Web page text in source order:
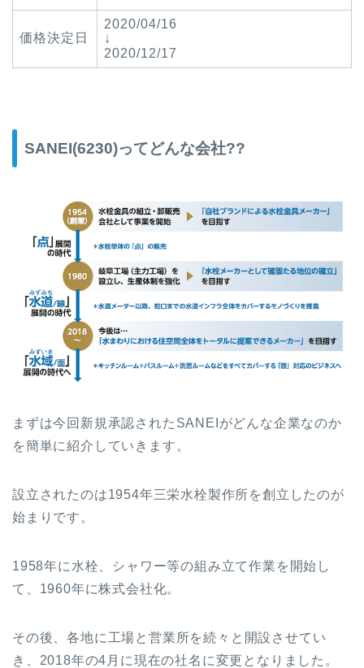
価格決定日
2020/04/16
↓
2020/12/17
SANEI(6230)ってどんな会社??
まずは今回新規承認されたSANEIがどんな企業なのか
を簡単に紹介していきます。
設立されたのは1954年三栄水栓製作所を創立したのが
始まりです。
1958年に水栓、シャワー等の組み立て作業を開始し
て、1960年に株式会社化。
その後、各地に工場と営業所を続々と開設させてい
き、2018年の4月に現在の社名に変更となりました。